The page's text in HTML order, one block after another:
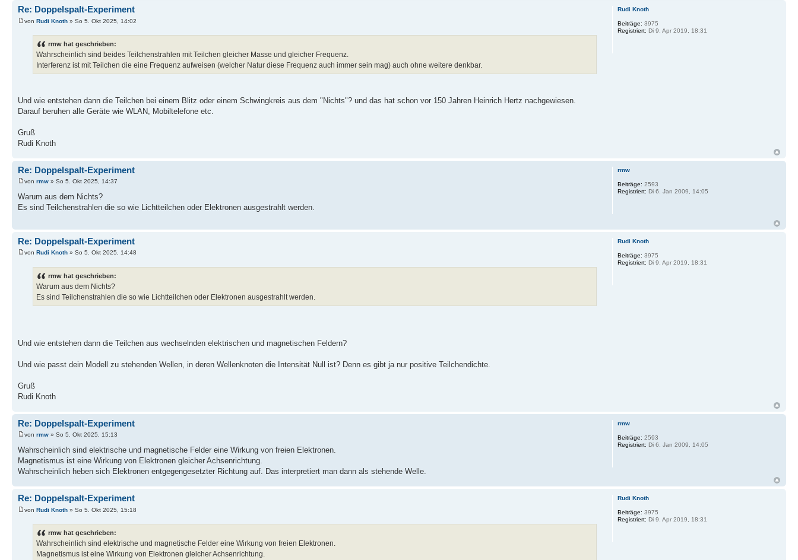
Re: Doppelspalt-Experiment
von Rudi Knoth » So 5. Okt 2025, 14:02
rmw hat geschrieben:
Wahrscheinlich sind beides Teilchenstrahlen mit Teilchen gleicher Masse und gleicher Frequenz.
Interferenz ist mit Teilchen die eine Frequenz aufweisen (welcher Natur diese Frequenz auch immer sein mag) auch ohne weitere denkbar.
Und wie entstehen dann die Teilchen bei einem Blitz oder einem Schwingkreis aus dem "Nichts"? und das hat schon vor 150 Jahren Heinrich Hertz nachgewiesen.
Darauf beruhen alle Geräte wie WLAN, Mobiltelefone etc.
Gruß
Rudi Knoth
Rudi Knoth
Beiträge: 3975
Registriert: Di 9. Apr 2019, 18:31
Re: Doppelspalt-Experiment
von rmw » So 5. Okt 2025, 14:37
Warum aus dem Nichts?
Es sind Teilchenstrahlen die so wie Lichtteilchen oder Elektronen ausgestrahlt werden.
rmw
Beiträge: 2593
Registriert: Di 6. Jan 2009, 14:05
Re: Doppelspalt-Experiment
von Rudi Knoth » So 5. Okt 2025, 14:48
rmw hat geschrieben:
Warum aus dem Nichts?
Es sind Teilchenstrahlen die so wie Lichtteilchen oder Elektronen ausgestrahlt werden.
Und wie entstehen dann die Teilchen aus wechselnden elektrischen und magnetischen Feldern?
Und wie passt dein Modell zu stehenden Wellen, in deren Wellenknoten die Intensität Null ist? Denn es gibt ja nur positive Teilchendichte.
Gruß
Rudi Knoth
Rudi Knoth
Beiträge: 3975
Registriert: Di 9. Apr 2019, 18:31
Re: Doppelspalt-Experiment
von rmw » So 5. Okt 2025, 15:13
Wahrscheinlich sind elektrische und magnetische Felder eine Wirkung von freien Elektronen.
Magnetismus ist eine Wirkung von Elektronen gleicher Achsenrichtung.
Wahrscheinlich heben sich Elektronen entgegengesetzter Richtung auf. Das interpretiert man dann als stehende Welle.
rmw
Beiträge: 2593
Registriert: Di 6. Jan 2009, 14:05
Re: Doppelspalt-Experiment
von Rudi Knoth » So 5. Okt 2025, 15:18
rmw hat geschrieben:
Wahrscheinlich sind elektrische und magnetische Felder eine Wirkung von freien Elektronen.
Magnetismus ist eine Wirkung von Elektronen gleicher Achsenrichtung.
Rudi Knoth
Beiträge: 3975
Registriert: Di 9. Apr 2019, 18:31